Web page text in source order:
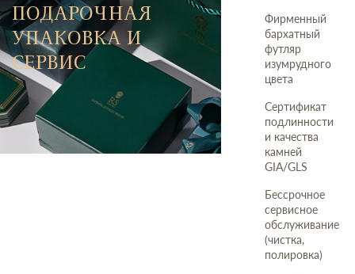
ПОДАРОЧНАЯ
УПАКОВКА И
СЕРВИС
Фирменный
бархатный
футляр
изумрудного
цвета
Сертификат
подлинности
и качества
камней
GIA/GLS
Бессрочное
сервисное
обслуживание
(чистка,
полировка)